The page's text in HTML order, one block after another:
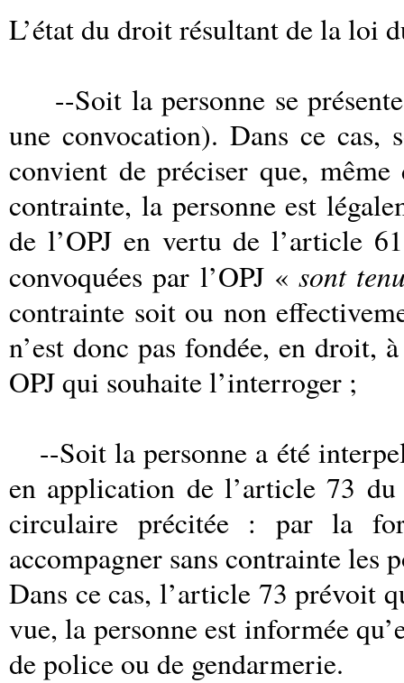
L’état du droit résultant de la loi
--Soit la personne se
une convocation). Dans ce cas,
convient de préciser que,
contrainte, la personne est
de l’OPJ en vertu de l’article
convoquées par l’OPJ «sont
contrainte soit ou non
n’est donc pas fondée, en droit,
OPJ qui souhaite l’interroger ;
--Soit la personne a été
en application de l’article 73
circulaire précitée : par la
accompagner sans contrainte les
Dans ce cas, l’article 73 prévoit
vue, la personne est informée
de police ou de gendarmerie.